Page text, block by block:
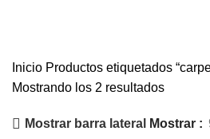
Inicio Productos etiquetados
Mostrando los 2 resultados
Mostrar barra lateral Mostrar